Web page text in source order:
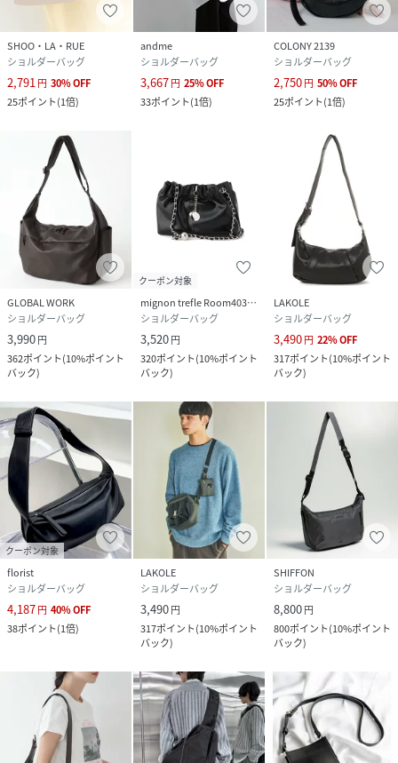
SHOO・LA・RUE
ショルダーバッグ
2,791円 30%OFF
25ポイント(1倍)
andme
ショルダーバッグ
3,667円 25%OFF
33ポイント(1倍)
COLONY 2139
ショルダーバッグ
2,750円 50%OFF
25ポイント(1倍)
GLOBAL WORK
ショルダーバッグ
3,990円
362ポイント(10%ポイント
バック)
クーポン対象
mignon trefle Room403 selected
ショルダーバッグ
3,520円
320ポイント(10%ポイント
バック)
LAKOLE
ショルダーバッグ
3,490円 22%OFF
317ポイント(10%ポイント
バック)
クーポン対象
florist
ショルダーバッグ
4,187円 40%OFF
38ポイント(1倍)
LAKOLE
ショルダーバッグ
3,490円
317ポイント(10%ポイント
バック)
SHIFFON
ショルダーバッグ
8,800円
800ポイント(10%ポイント
バック)